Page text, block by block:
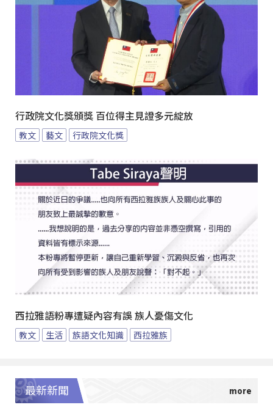
行政院文化獎頒獎 百位得主見證多元綻放
教文 藝文 行政院文化獎
西拉雅語粉專遭疑內容有誤 族人憂傷文化
教文 生活 族語文化知識 西拉雅族
最新新聞